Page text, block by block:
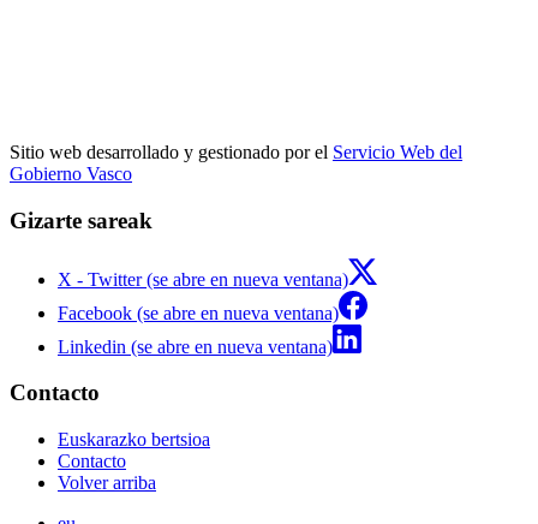
Sitio web desarrollado y gestionado por el Servicio Web del
Gobierno Vasco
Gizarte sareak
X - Twitter (se abre en nueva ventana)
Facebook (se abre en nueva ventana)
Linkedin (se abre en nueva ventana)
Contacto
Euskarazko bertsioa
Contacto
Volver arriba